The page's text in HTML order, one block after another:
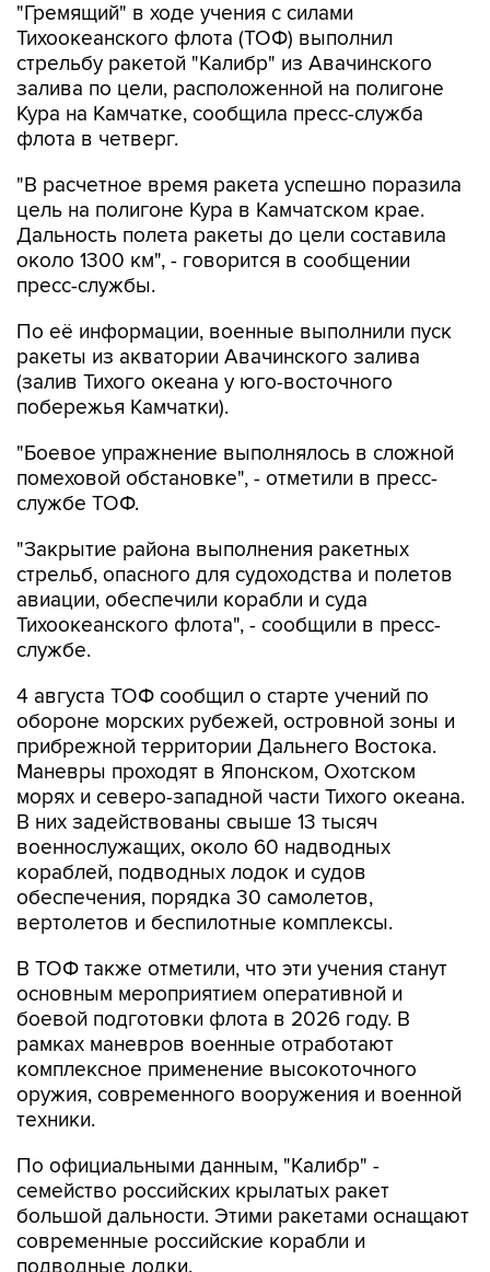
"Гремящий" в ходе учения с силами
Тихоокеанского флота (ТОФ) выполнил
стрельбу ракетой "Калибр" из Авачинского
залива по цели, расположенной на полигоне
Кура на Камчатке, сообщила пресс-служба
флота в четверг.
"В расчетное время ракета успешно поразила
цель на полигоне Кура в Камчатском крае.
Дальность полета ракеты до цели составила
около 1300 км", - говорится в сообщении
пресс-службы.
По её информации, военные выполнили пуск
ракеты из акватории Авачинского залива
(залив Тихого океана у юго-восточного
побережья Камчатки).
"Боевое упражнение выполнялось в сложной
помеховой обстановке", - отметили в пресс-
службе ТОФ.
"Закрытие района выполнения ракетных
стрельб, опасного для судоходства и полетов
авиации, обеспечили корабли и суда
Тихоокеанского флота", - сообщили в пресс-
службе.
4 августа ТОФ сообщил о старте учений по
обороне морских рубежей, островной зоны и
прибрежной территории Дальнего Востока.
Маневры проходят в Японском, Охотском
морях и северо-западной части Тихого океана.
В них задействованы свыше 13 тысяч
военнослужащих, около 60 надводных
кораблей, подводных лодок и судов
обеспечения, порядка 30 самолетов,
вертолетов и беспилотные комплексы.
В ТОФ также отметили, что эти учения станут
основным мероприятием оперативной и
боевой подготовки флота в 2026 году. В
рамках маневров военные отработают
комплексное применение высокоточного
оружия, современного вооружения и военной
техники.
По официальными данным, "Калибр" -
семейство российских крылатых ракет
большой дальности. Этими ракетами оснащают
современные российские корабли и
подводные лодки.